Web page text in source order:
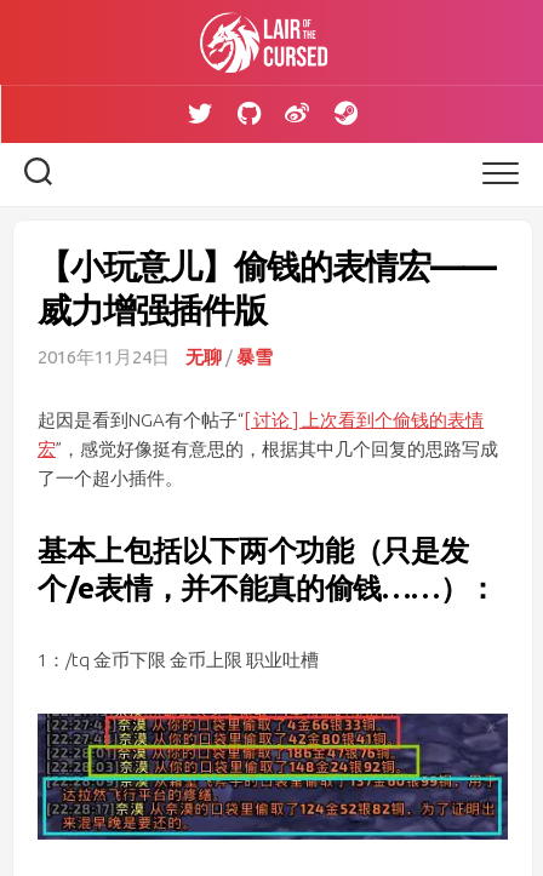
【小玩意儿】偷钱的表情宏——
威力增强插件版
2016年11月24日 无聊 /暴雪
起因是看到NGA有个帖子“[ 讨论 ] 上次看到个偷钱的表情
宏”，感觉好像挺有意思的，根据其中几个回复的思路写成
了一个超小插件。
基本上包括以下两个功能（只是发
个/e表情，并不能真的偷钱……）：
1：/tq 金币下限 金币上限 职业吐槽